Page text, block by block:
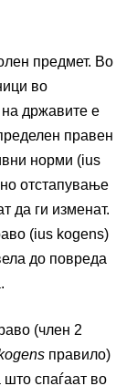
предмет. Во
во
државите е
правен
норми (ius
отстапување
да ги изменат.
(ius kogens)
до повреда
(член 2
правило)
спаѓаат во